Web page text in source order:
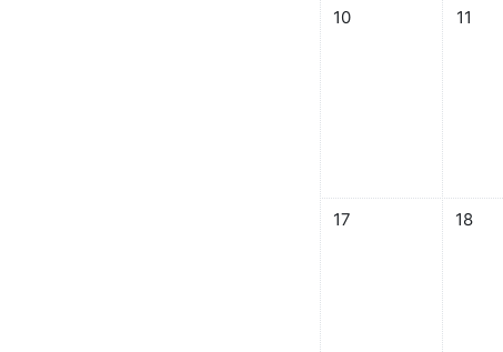
08月 10日 星期日，沒有
10 08月
11
08月 17日 星期日，沒有
17 08月
18